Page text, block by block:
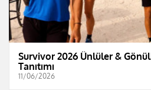
Survivor 2026 Ünlüler &
Tanıtımı
11/06/2026